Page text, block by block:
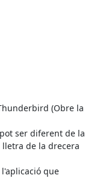
(Obre la
ser diferent de la
de la drecera
que